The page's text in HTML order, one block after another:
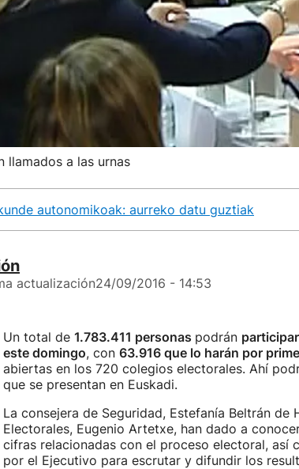
llamados a las urnas
autonomikoak: aurreko datu guztiak
actualización24/09/2016 - 14:53
Un total de 1.783.411 personas podrán participar
este domingo, con 63.916 que lo harán por
abiertas en los 720 colegios electorales. Ahí
que se presentan en Euskadi.
La consejera de Seguridad, Estefanía Beltrán
Electorales, Eugenio Artetxe, han dado a
cifras relacionadas con el proceso electoral, así
por el Ejecutivo para escrutar y difundir los